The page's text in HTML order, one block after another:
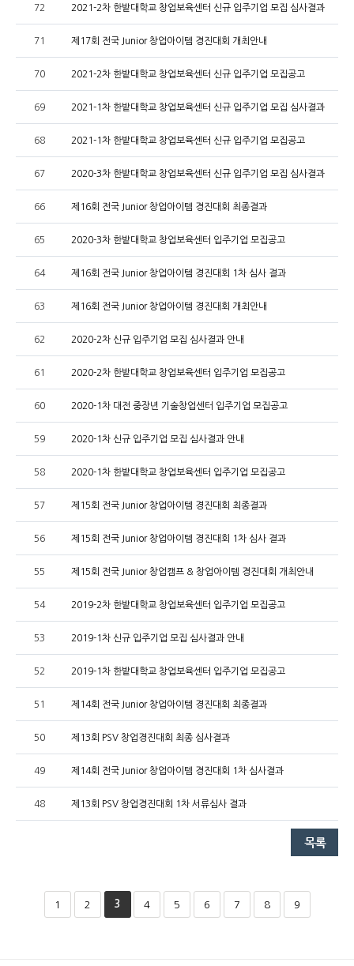
72 2021-2차 한밭대학교 창업보육센터 신규 입주기업 모집 심사결과
71 제17회 전국 Junior 창업아이템 경진대회 개최안내
70 2021-2차 한밭대학교 창업보육센터 신규 입주기업 모집공고
69 2021-1차 한밭대학교 창업보육센터 신규 입주기업 모집 심사결과
68 2021-1차 한밭대학교 창업보육센터 신규 입주기업 모집공고
67 2020-3차 한밭대학교 창업보육센터 신규 입주기업 모집 심사결과
66 제16회 전국 Junior 창업아이템 경진대회 최종결과
65 2020-3차 한밭대학교 창업보육센터 입주기업 모집공고
64 제16회 전국 Junior 창업아이템 경진대회 1차 심사 결과
63 제16회 전국 Junior 창업아이템 경진대회 개최안내
62 2020-2차 신규 입주기업 모집 심사결과 안내
61 2020-2차 한밭대학교 창업보육센터 입주기업 모집공고
60 2020-1차 대전 중장년 기술창업센터 입주기업 모집공고
59 2020-1차 신규 입주기업 모집 심사결과 안내
58 2020-1차 한밭대학교 창업보육센터 입주기업 모집공고
57 제15회 전국 Junior 창업아이템 경진대회 최종결과
56 제15회 전국 Junior 창업아이템 경진대회 1차 심사 결과
55 제15회 전국 Junior 창업캠프 & 창업아이템 경진대회 개최안내
54 2019-2차 한밭대학교 창업보육센터 입주기업 모집공고
53 2019-1차 신규 입주기업 모집 심사결과 안내
52 2019-1차 한밭대학교 창업보육센터 입주기업 모집공고
51 제14회 전국 Junior 창업아이템 경진대회 최종결과
50 제13회 PSV 창업경진대회 최종 심사결과
49 제14회 전국 Junior 창업아이템 경진대회 1차 심사결과
48 제13회 PSV 창업경진대회 1차 서류심사 결과
1 2 3 4 5 6 7 8 9